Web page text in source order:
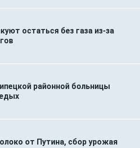
остаться без газа из-за
районной больницы
от Путина, сбор урожая